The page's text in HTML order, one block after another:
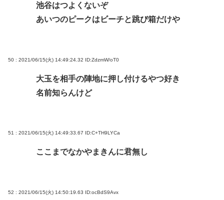
池谷はつよくないぞ
あいつのピークはビーチと跳び箱だけや
50 : 2021/06/15(火) 14:49:24.32 ID:ZdzmW/oT0
大玉を相手の陣地に押し付けるやつ好き
名前知らんけど
51 : 2021/06/15(火) 14:49:33.67 ID:C+TH9LYCa
ここまでなかやまきんに君無し
52 : 2021/06/15(火) 14:50:19.63 ID:ocBdS9Avx